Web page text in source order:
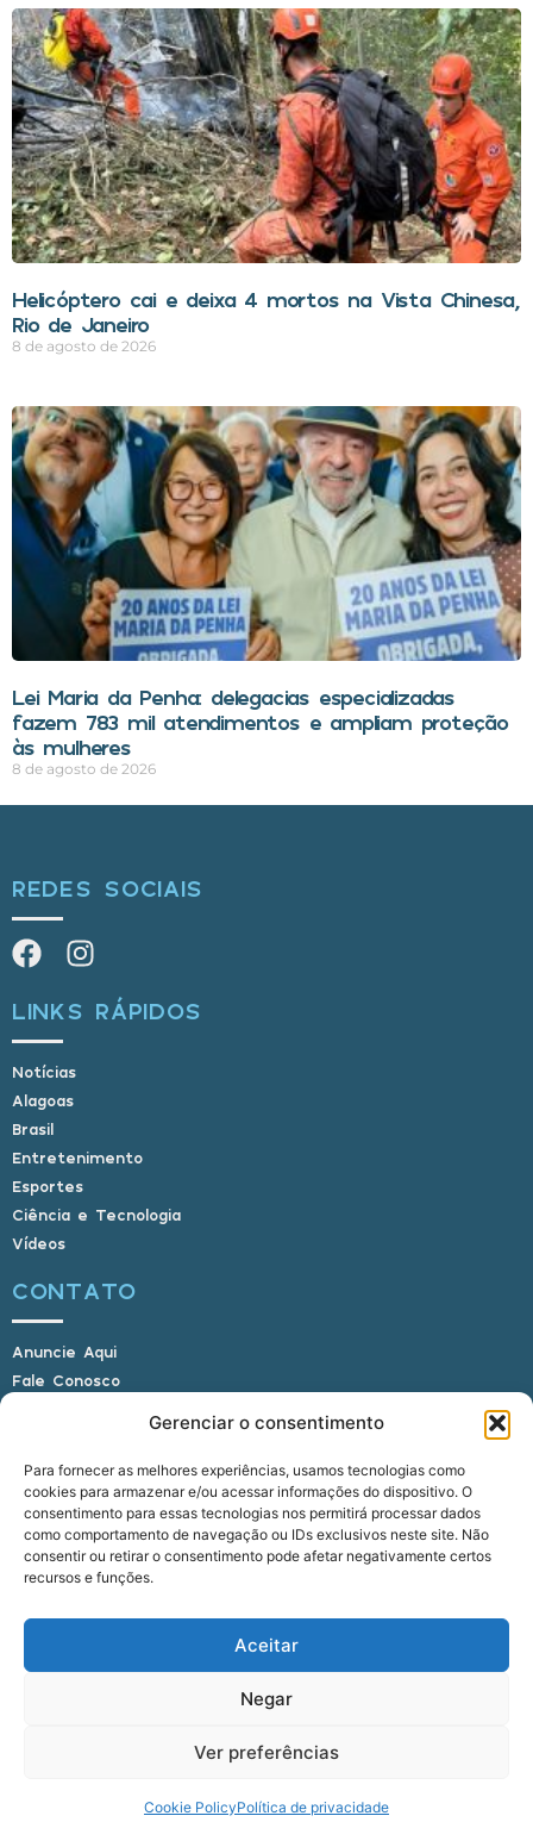
Gerenciar o consentimento
Para fornecer as melhores experiências, usamos tecnologias como
cookies para armazenar e/ou acessar informações do dispositivo. O
consentimento para essas tecnologias nos permitirá processar dados
como comportamento de navegação ou IDs exclusivos neste site. Não
consentir ou retirar o consentimento pode afetar negativamente certos
recursos e funções.
Aceitar
Negar
Ver preferências
Cookie PolicyPolítica de privacidade
Helicóptero cai e deixa 4 mortos na Vista Chinesa,
Rio de Janeiro
8 de agosto de 2026
Lei Maria da Penha: delegacias especializadas
fazem 783 mil atendimentos e ampliam proteção
às mulheres
8 de agosto de 2026
REDES SOCIAIS
LINKS RÁPIDOS
Notícias
Alagoas
Brasil
Entretenimento
Esportes
Ciência e Tecnologia
Vídeos
CONTATO
Anuncie Aqui
Fale Conosco
E-mail: alagoasbrasilnoticias@gmail.com
Telefone: (82) 9 9691-0391 (Whatsapp)
Responsável Técnico: Crysthyan Carlos
Rua do Sau - Centro - Anadia - AL - CEP:
© 2022 - 2026 Alagoas Brasil Notícias. Todos os
direitos reservados.
fiveagência